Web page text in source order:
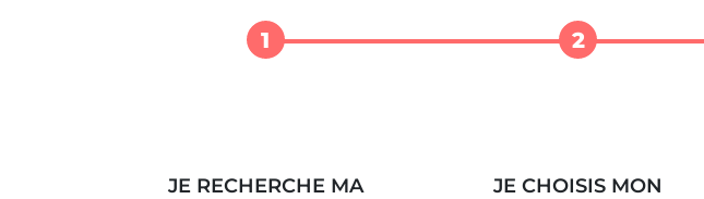
1
JE RECHERCHE MA
2
JE CHOISIS MON